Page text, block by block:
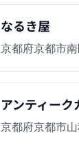
なるき屋
京都府京都市
アンティーク
京都府京都市